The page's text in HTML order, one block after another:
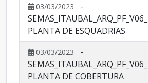
03/03/2023
-
PLANTA DE ESQUADRIAS
03/03/2023
-
PLANTA DE COBERTURA